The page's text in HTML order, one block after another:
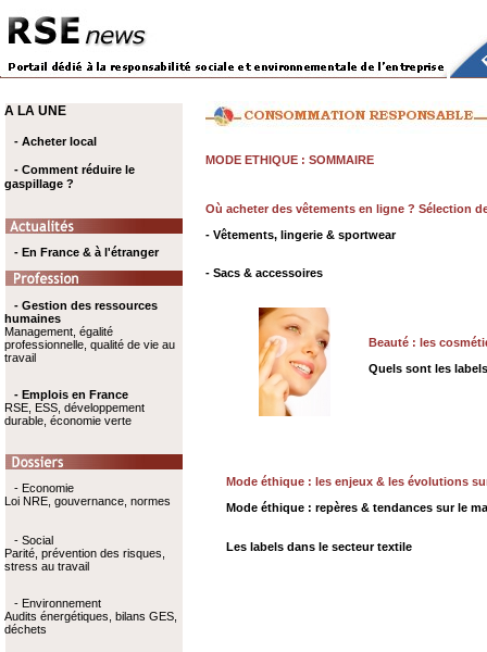
A LA UNE
- Acheter local
- Comment réduire le
gaspillage ?
- En France & à l'étranger
- Gestion des ressources
humaines
Management, égalité
professionnelle, qualité de vie au
travail
- Emplois en France
RSE, ESS, développement
durable, économie verte
- Economie
Loi NRE, gouvernance, normes
- Social
Parité, prévention des risques,
stress au travail
- Environnement
Audits énergétiques, bilans GES,
déchets
MODE ETHIQUE : SOMMAIRE
Où acheter des vêtements en ligne ? Sélection
- Vêtements, lingerie & sportwear
- Sacs & accessoires
Beauté : les
Quels sont les
Mode éthique : les enjeux & les évolutions
Mode éthique : repères & tendances sur le
Les labels dans le secteur textile